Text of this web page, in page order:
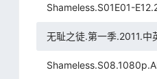
Shameless.S01E01-
无耻之徒.第一季.2011.中